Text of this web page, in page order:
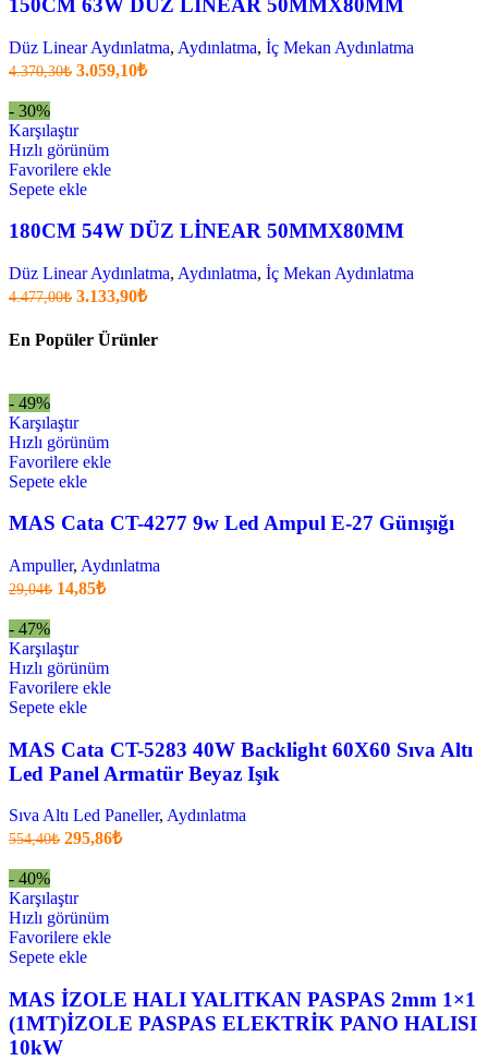
150CM 63W DÜZ LİNEAR 50MMX80MM
Düz Linear Aydınlatma, Aydınlatma, İç Mekan Aydınlatma
4.370,30₺ Orijinal
3.059,10₺Şu
- 30%
Karşılaştır
Hızlı görünüm
Favorilere ekle
Sepete ekle
180CM 54W DÜZ LİNEAR 50MMX80MM
Düz Linear Aydınlatma, Aydınlatma, İç Mekan Aydınlatma
4.477,00₺ Orijinal
4.477,00₺.
3.133,90₺Şu
En Popüler Ürünler
- 49%
Karşılaştır
Hızlı görünüm
Favorilere ekle
Sepete ekle
MAS Cata CT-4277 9w Led Ampul E-27 Günışığı
Ampuller, Aydınlatma
29,04₺ Orijinal
14,85₺Şu
.
- 47%
Karşılaştır
Hızlı görünüm
Favorilere ekle
Sepete ekle
MAS Cata CT-5283 40W Backlight 60X60 Sıva Altı
Led Panel Armatür Beyaz Işık
Sıva Altı Led Paneller, Aydınlatma
554,40₺ Orijinal
295,86₺Şu
- 40%
Karşılaştır
Hızlı görünüm
Favorilere ekle
Sepete ekle
MAS İZOLE HALI YALITKAN PASPAS 2mm 1×1
(1MT)İZOLE PASPAS ELEKTRİK PANO HALISI
10kW